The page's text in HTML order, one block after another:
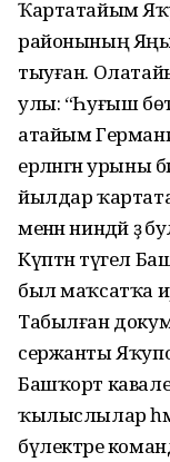
Ҡартатайым
районының
тыуған.
улы: “Һуғыш
атайым
ерләнгән урыны
йылдар
менән ниндәй ҙә
Күптән түгел
был маҡсатҡа
Табылған
сержанты
Башҡорт
ҡылыслылар
бүлектәре